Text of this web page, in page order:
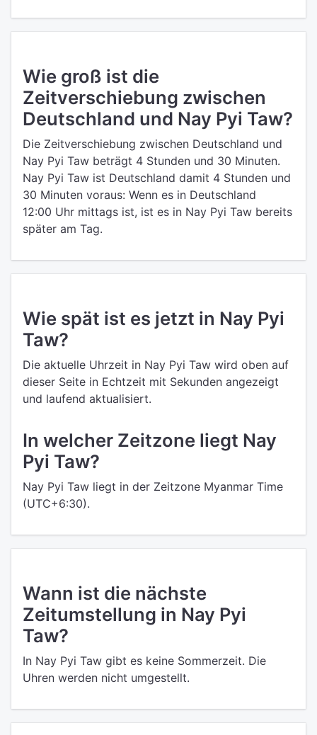
Wie groß ist die
Zeitverschiebung zwischen
Deutschland und Nay Pyi Taw?
Die Zeitverschiebung zwischen Deutschland und
Nay Pyi Taw beträgt 4 Stunden und 30 Minuten.
Nay Pyi Taw ist Deutschland damit 4 Stunden und
30 Minuten voraus: Wenn es in Deutschland
12:00 Uhr mittags ist, ist es in Nay Pyi Taw bereits
später am Tag.
Wie spät ist es jetzt in Nay Pyi
Taw?
Die aktuelle Uhrzeit in Nay Pyi Taw wird oben auf
dieser Seite in Echtzeit mit Sekunden angezeigt
und laufend aktualisiert.
In welcher Zeitzone liegt Nay
Pyi Taw?
Nay Pyi Taw liegt in der Zeitzone Myanmar Time
(UTC+6:30).
Wann ist die nächste
Zeitumstellung in Nay Pyi
Taw?
In Nay Pyi Taw gibt es keine Sommerzeit. Die
Uhren werden nicht umgestellt.